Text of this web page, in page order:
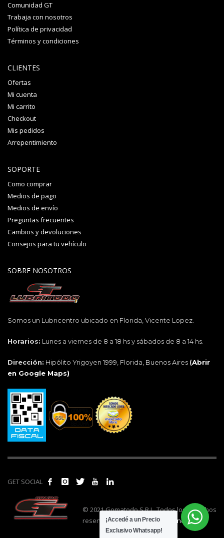
Comunidad GT
Trabaja con nosotros
Política de privacidad
Términos y condiciones
CLIENTES
Ofertas
Mi cuenta
Mi carrito
Checkout
Mis pedidos
Arrepentimiento
SOPORTE
Como comprar
Medios de pago
Medios de envío
Preguntas frecuentes
Cambios y devoluciones
Consejos para tu vehículo
SOBRE NOSOTROS
Somos un Lubricentro ubicado en Florida, Vicente Lopez.
Horarios: Lunes a viernes de 8 a 18 hs y sábados de 8 a 14 hs.
Dirección: Hipólito Yrigoyen 1999, Florida, Buenos Aires (Abrir
en Google Maps)
GET SOCIAL
© 2021 Gomatodo S.R.L. Todos los derechos
reservados. | Realizado por
cónclave.
¡Accedé a un Precio
Exclusivo Whatsapp!